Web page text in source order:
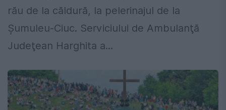
rău de la căldură, la pelerinajul de la
Șumuleu-Ciuc. Serviciului de Ambulanţă
Judeţean Harghita a...